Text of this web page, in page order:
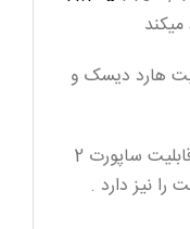
هارد دیسک و
دستگاه مدل DS-7232HQHI-K2 قابلیت ساپورت 2